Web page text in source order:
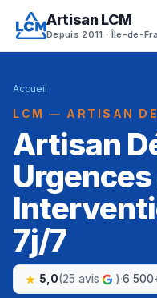
Artisan LCM
Depuis 2011 · Île-de-
Accueil
LCM — ARTISAN
Artisan
Urgences
7j/7
5,0(25 avis )·6